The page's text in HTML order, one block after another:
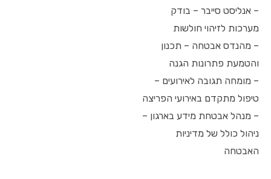
– אנליסט סייבר – בודק
מערכות לזיהוי חולשות
– מהנדס אבטחה – תכנון
והטמעת פתרונות הגנה
– מומחה תגובה לאירועים –
טיפול מתקדם באירועי הפריצה
– מנהל אבטחת מידע בארגון –
ניהול כולל של מדיניות
האבטחה